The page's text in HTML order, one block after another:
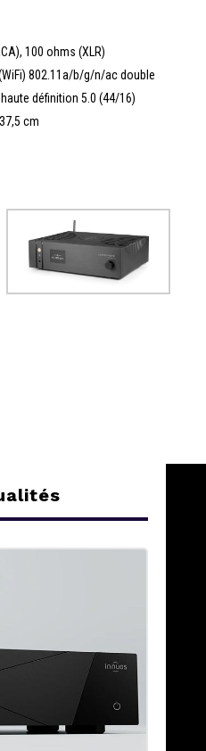
100 ohms (XLR)
802.11a/b/g/n/ac double
définition 5.0 (44/16)
cm